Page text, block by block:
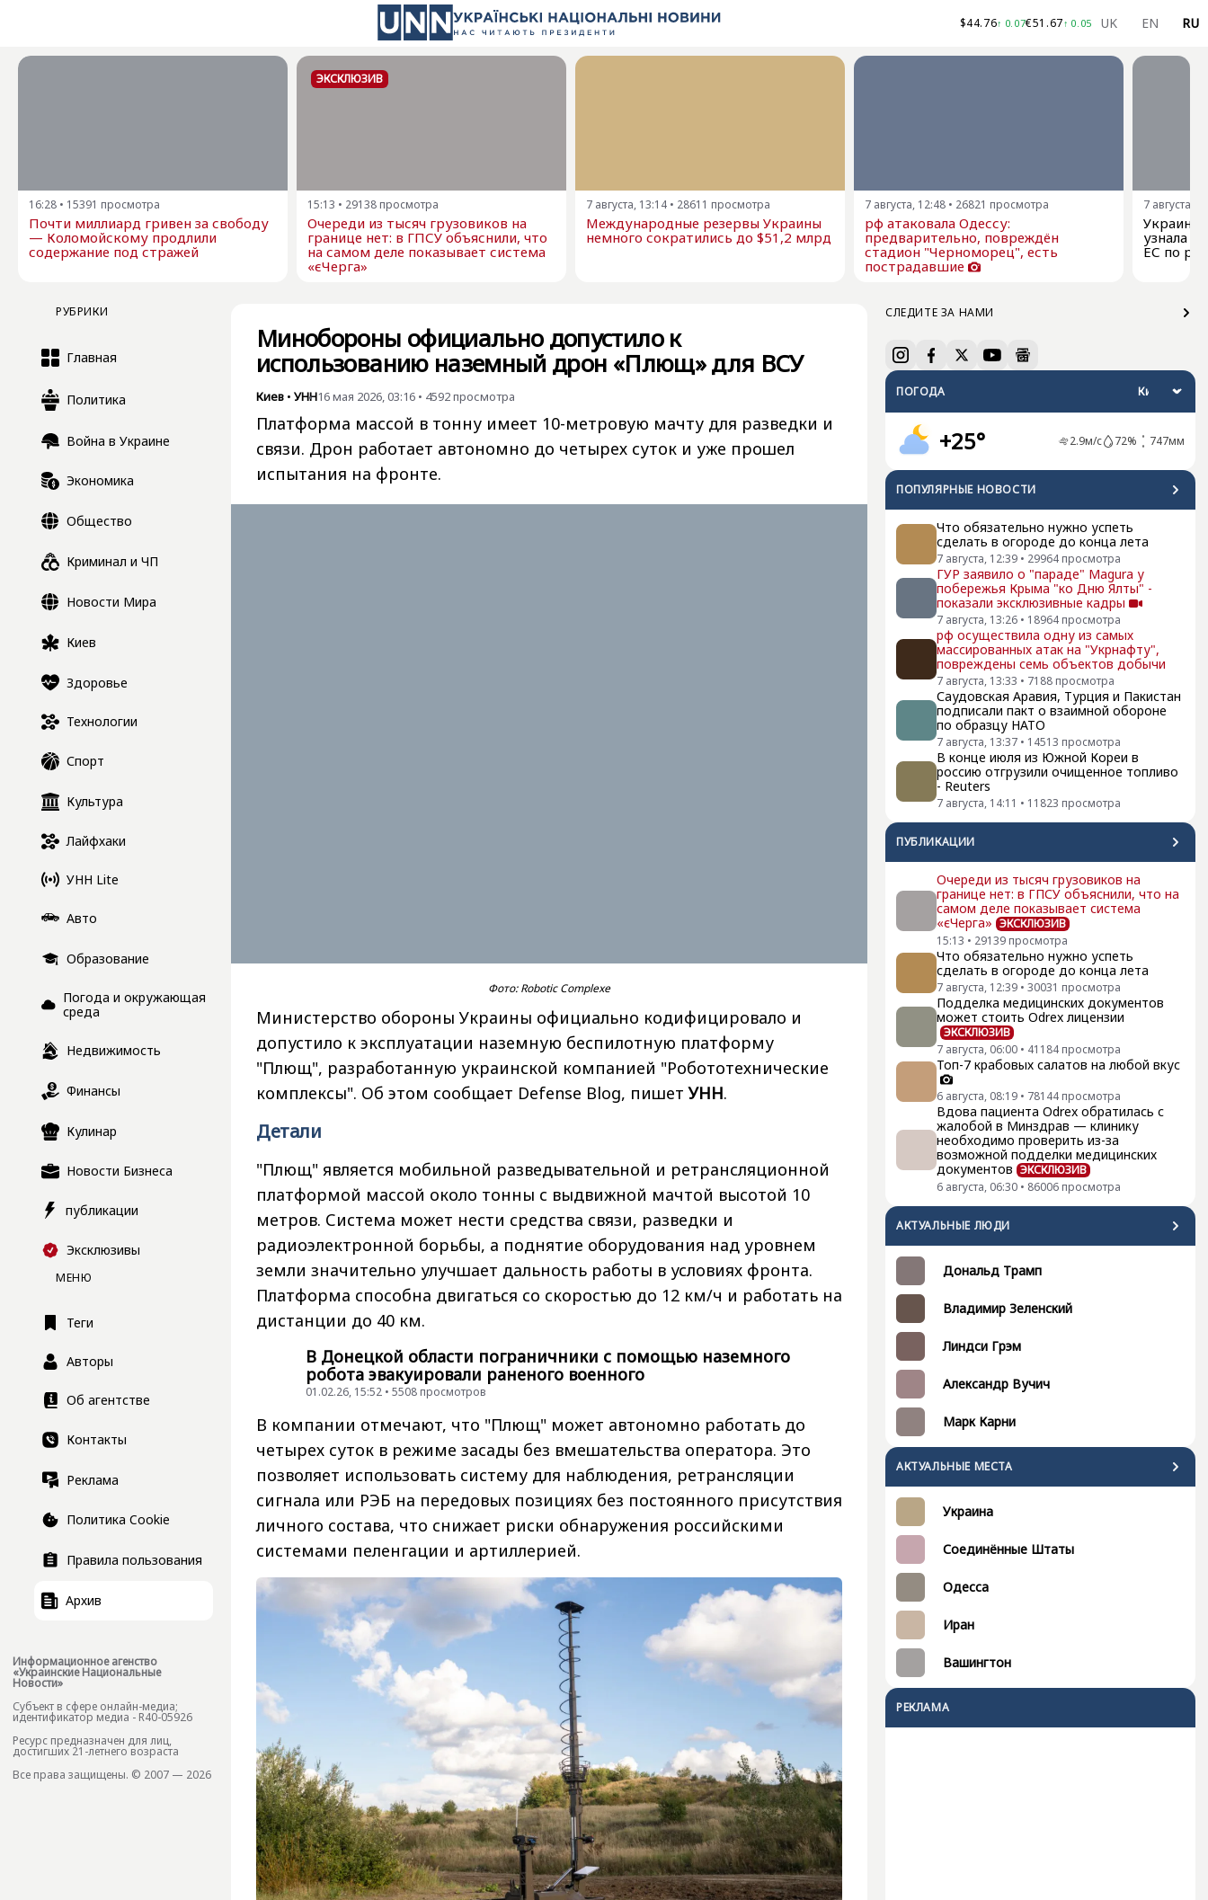
$44.76↑ 0.07€51.67↑ 0.05 UK EN RU
16:28 • 15391 просмотра
Почти миллиард гривен за свободу
— Коломойскому продлили
содержание под стражей
ЭКСКЛЮЗИВ
15:13 • 29138 просмотра
Очереди из тысяч грузовиков на
границе нет: в ГПСУ объяснили, что
на самом деле показывает система
«єЧерга»
7 августа, 13:14 • 28611 просмотра
Международные резервы Украины
немного сократились до $51,2 млрд
7 августа, 12:48 • 26821 просмотра
рф атаковала Одессу:
предварительно, повреждён
стадион "Черноморец", есть
пострадавшие
7 августа,
Украина
узнала о
ЕС по
РУБРИКИ
Главная
Политика
Война в Украине
Экономика
Общество
Криминал и ЧП
Новости Мира
Киев
Здоровье
Технологии
Спорт
Культура
Лайфхаки
УНН Lite
Авто
Образование
Погода и окружающая
среда
Недвижимость
Финансы
Кулинар
Новости Бизнеса
публикации
Эксклюзивы
МЕНЮ
Теги
Авторы
Об агентстве
Контакты
Реклама
Политика Cookie
Правила пользования
Архив
Информационное агенство
«Украинские Национальные
Новости»
Субъект в сфере онлайн-медиа;
идентификатор медиа - R40-05926
Ресурс предназначен для лиц,
достигших 21-летнего возраста
Все права защищены. © 2007 — 2026
СЛЕДИТЕ ЗА НАМИ
ПОГОДА
+25° 2.9м/с 72% 747мм
ПОПУЛЯРНЫЕ НОВОСТИ
Что обязательно нужно успеть
сделать в огороде до конца лета
7 августа, 12:39 • 29964 просмотра
ГУР заявило о "параде" Magura у
побережья Крыма "ко Дню Ялты" -
показали эксклюзивные кадры
7 августа, 13:26 • 18964 просмотра
рф осуществила одну из самых
массированных атак на "Укрнафту",
повреждены семь объектов добычи
7 августа, 13:33 • 7188 просмотра
Саудовская Аравия, Турция и Пакистан
подписали пакт о взаимной обороне
по образцу НАТО
7 августа, 13:37 • 14513 просмотра
В конце июля из Южной Кореи в
россию отгрузили очищенное топливо
- Reuters
7 августа, 14:11 • 11823 просмотра
ПУБЛИКАЦИИ
Очереди из тысяч грузовиков на
границе нет: в ГПСУ объяснили, что на
самом деле показывает система
«єЧерга» ЭКСКЛЮЗИВ
15:13 • 29139 просмотра
Что обязательно нужно успеть
сделать в огороде до конца лета
7 августа, 12:39 • 30031 просмотра
Подделка медицинских документов
может стоить Odrex лицензии
ЭКСКЛЮЗИВ
7 августа, 06:00 • 41184 просмотра
Топ-7 крабовых салатов на любой вкус
6 августа, 08:19 • 78144 просмотра
Вдова пациента Odrex обратилась с
жалобой в Минздрав — клинику
необходимо проверить из-за
возможной подделки медицинских
документов ЭКСКЛЮЗИВ
6 августа, 06:30 • 86006 просмотра
АКТУАЛЬНЫЕ ЛЮДИ
Дональд Трамп
Владимир Зеленский
Линдси Грэм
Александр Вучич
Марк Карни
АКТУАЛЬНЫЕ МЕСТА
Украина
Соединённые Штаты
Одесса
Иран
Вашингтон
РЕКЛАМА
Минобороны официально допустило к
использованию наземный дрон «Плющ» для ВСУ
Киев • УНН16 мая 2026, 03:16 • 4592просмотра
Платформа массой в тонну имеет 10-метровую мачту для разведки и
связи. Дрон работает автономно до четырех суток и уже прошел
испытания на фронте.
Фото: Robotic Complexe
Министерство обороны Украины официально кодифицировало и
допустило к эксплуатации наземную беспилотную платформу
"Плющ", разработанную украинской компанией "Робототехнические
комплексы". Об этом сообщает Defense Blog, пишетУНН.
Детали
"Плющ" является мобильной разведывательной и ретрансляционной
платформой массой около тонны с выдвижной мачтой высотой 10
метров. Система может нести средства связи, разведки и
радиоэлектронной борьбы, а поднятие оборудования над уровнем
земли значительно улучшает дальность работы в условиях фронта.
Платформа способна двигаться со скоростью до 12 км/ч и работать на
дистанции до 40 км.
В Донецкой области пограничники с помощью наземного
робота эвакуировали раненого военного
01.02.26, 15:52 • 5508 просмотров
В компании отмечают, что "Плющ" может автономно работать до
четырех суток в режиме засады без вмешательства оператора. Это
позволяет использовать систему для наблюдения, ретрансляции
сигнала или РЭБ на передовых позициях без постоянного присутствия
личного состава, что снижает риски обнаружения российскими
системами пеленгации и артиллерией.